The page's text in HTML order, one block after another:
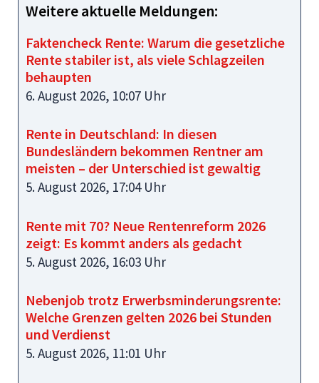
Weitere aktuelle Meldungen:
Faktencheck Rente: Warum die gesetzliche
Rente stabiler ist, als viele Schlagzeilen
behaupten
6. August 2026, 10:07 Uhr
Rente in Deutschland: In diesen
Bundesländern bekommen Rentner am
meisten – der Unterschied ist gewaltig
5. August 2026, 17:04 Uhr
Rente mit 70? Neue Rentenreform 2026
zeigt: Es kommt anders als gedacht
5. August 2026, 16:03 Uhr
Nebenjob trotz Erwerbsminderungsrente:
Welche Grenzen gelten 2026 bei Stunden
und Verdienst
5. August 2026, 11:01 Uhr